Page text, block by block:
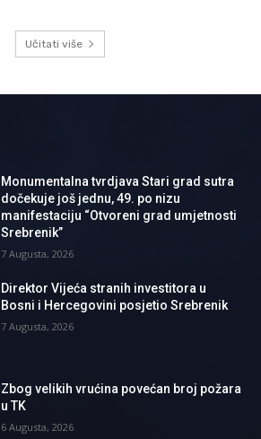
Učitati više
Monumentalna tvrdjava Stari grad sutra
dočekuje još jednu, 49. po nizu
manifestaciju “Otvoreni grad umjetnosti
Srebrenik”
7 Augusta, 2026
Direktor Vijeća stranih investitora u
Bosni i Hercegovini posjetio Srebrenik
7 Augusta, 2026
Zbog velikih vrućina povećan broj požara
u TK
6 Augusta, 2026